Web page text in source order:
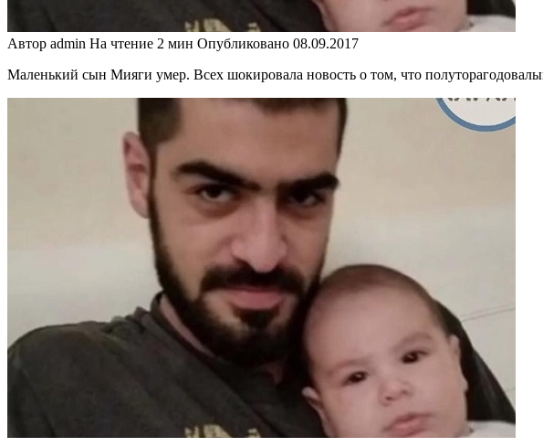
Автор admin На чтение 2 мин Опубликовано 08.09.2017
Маленький сын Мияги умер. Всех шокировала новость о том, что